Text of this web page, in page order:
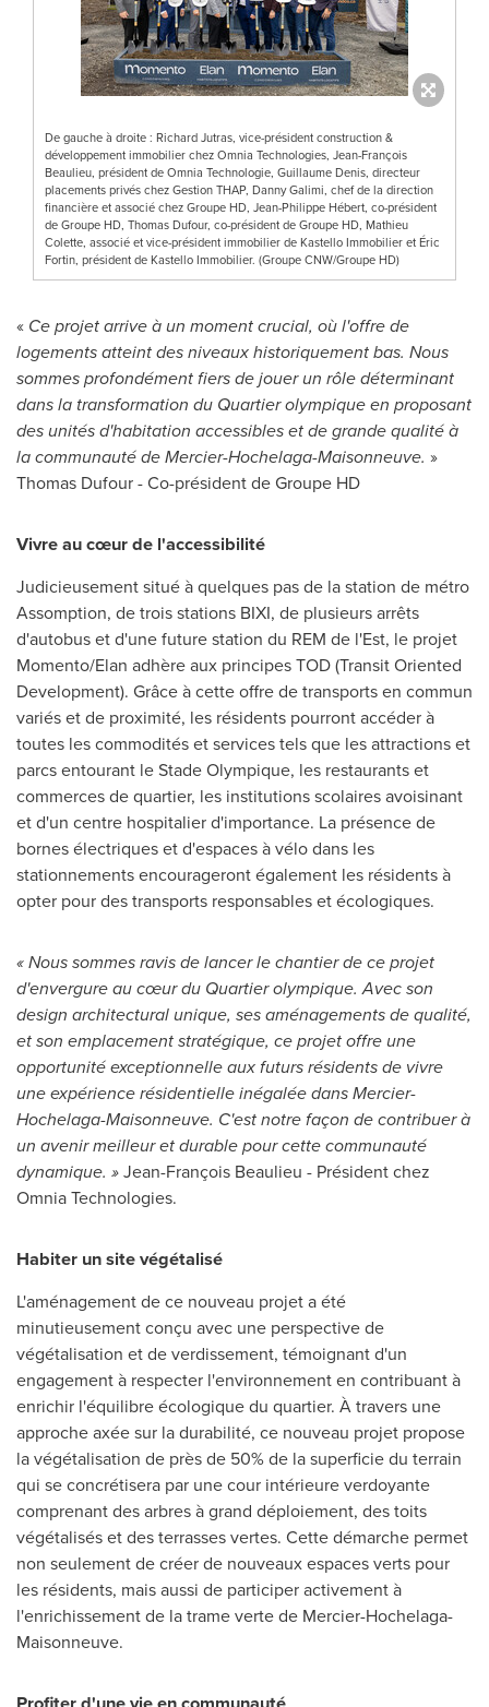
De gauche à droite : Richard Jutras, vice-président construction &
développement immobilier chez Omnia Technologies, Jean-François
Beaulieu, président de Omnia Technologie, Guillaume Denis, directeur
placements privés chez Gestion THAP, Danny Galimi, chef de la direction
financière et associé chez Groupe HD, Jean-Philippe Hébert, co-président
de Groupe HD, Thomas Dufour, co-président de Groupe HD, Mathieu
Colette, associé et vice-président immobilier de Kastello Immobilier et Éric
Fortin, président de Kastello Immobilier. (Groupe CNW/Groupe HD)
« Ce projet arrive à un moment crucial, où l'offre de
logements atteint des niveaux historiquement bas. Nous
sommes profondément fiers de jouer un rôle déterminant
dans la transformation du Quartier olympique en proposant
des unités d'habitation accessibles et de grande qualité à
la communauté de Mercier-Hochelaga-Maisonneuve. »
Thomas Dufour- Co-président de Groupe HD
Vivre au cœur de l'accessibilité
Judicieusement situé à quelques pas de la station de métro
Assomption, de trois stations BIXI, de plusieurs arrêts
d'autobus et d'une future station du REM de l'Est, le projet
Momento/Elan adhère aux principes TOD (Transit Oriented
Development). Grâce à cette offre de transports en commun
variés et de proximité, les résidents pourront accéder à
toutes les commodités et services tels que les attractions et
parcs entourant le Stade Olympique, les restaurants et
commerces de quartier, les institutions scolaires avoisinant
et d'un centre hospitalier d'importance. La présence de
bornes électriques et d'espaces à vélo dans les
stationnements encourageront également les résidents à
opter pour des transports responsables et écologiques.
« Nous sommes ravis de lancer le chantier de ce projet
d'envergure au cœur du Quartier olympique. Avec son
design architectural unique, ses aménagements de qualité,
et son emplacement stratégique, ce projet offre une
opportunité exceptionnelle aux futurs résidents de vivre
une expérience résidentielle inégalée dans Mercier-
Hochelaga-Maisonneuve. C'est notre façon de contribuer à
un avenir meilleur et durable pour cette communauté
dynamique. »Jean-François Beaulieu - Président chez
Omnia Technologies.
Habiter un site végétalisé
L'aménagement de ce nouveau projet a été
minutieusement conçu avec une perspective de
végétalisation et de verdissement, témoignant d'un
engagement à respecter l'environnement en contribuant à
enrichir l'équilibre écologique du quartier. À travers une
approche axée sur la durabilité, ce nouveau projet propose
la végétalisation de près de 50% de la superficie du terrain
qui se concrétisera par une cour intérieure verdoyante
comprenant des arbres à grand déploiement, des toits
végétalisés et des terrasses vertes. Cette démarche permet
non seulement de créer de nouveaux espaces verts pour
les résidents, mais aussi de participer activement à
l'enrichissement de la trame verte de Mercier-Hochelaga-
Maisonneuve.